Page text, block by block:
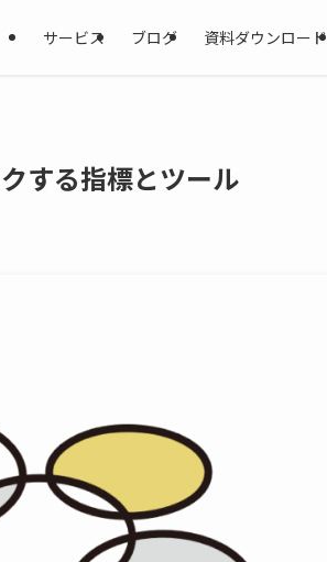
サービス ブログ 資料ダウンロード
する指標とツール